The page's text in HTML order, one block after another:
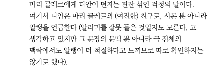
마리 끌레르에게 디안이 던지는 핀잔 섞인 걱정의 말이다.
여기서 디안은 마리 끌레르의 (여전한) 친구로, 시몬 뿐 아니라
알랭을 언급한다 (알리미를 잘못 들은 것일지도 모른다, 고
생각하고 있지만 그 문장의 문맥 뿐 아니라 극 전체의
맥락에서도 알랭이 더 적절하다고 느끼므로 따로 확인하지는
않기로 했다).